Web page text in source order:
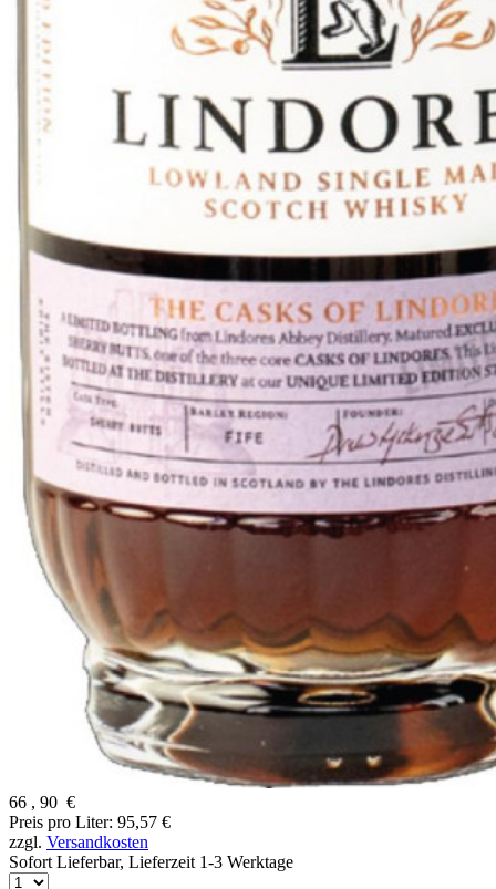
66 , 90 €
Preis pro Liter: 95,57 €
zzgl. Versandkosten
Sofort Lieferbar, Lieferzeit 1-3 Werktage